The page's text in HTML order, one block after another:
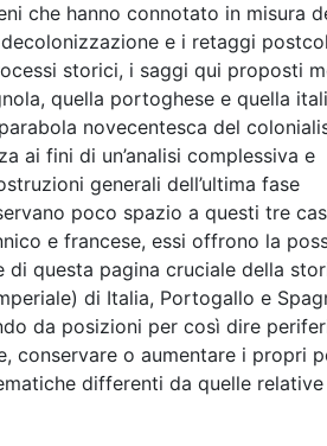
che hanno connotato in misura
e i retaggi
storici, i saggi qui proposti
quella portoghese e quella
novecentesca del
ai fini di un’analisi complessiva e
generali dell’ultima fase
poco spazio a questi tre
e francese, essi offrono la
questa pagina cruciale della
di Italia, Portogallo e
da posizioni per così dire
o aumentare i propri
differenti da quelle relative